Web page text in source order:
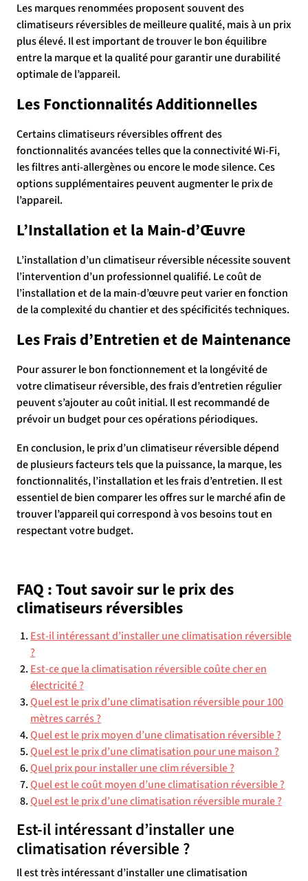
Les marques renommées proposent souvent des
climatiseurs réversibles de meilleure qualité, mais à un prix
plus élevé. Il est important de trouver le bon équilibre
entre la marque et la qualité pour garantir une durabilité
optimale de l’appareil.
Les Fonctionnalités Additionnelles
Certains climatiseurs réversibles offrent des
fonctionnalités avancées telles que la connectivité Wi-Fi,
les filtres anti-allergènes ou encore le mode silence. Ces
options supplémentaires peuvent augmenter le prix de
l’appareil.
L’Installation et la Main-d’Œuvre
L’installation d’un climatiseur réversible nécessite souvent
l’intervention d’un professionnel qualifié. Le coût de
l’installation et de la main-d’œuvre peut varier en fonction
de la complexité du chantier et des spécificités techniques.
Les Frais d’Entretien et de Maintenance
Pour assurer le bon fonctionnement et la longévité de
votre climatiseur réversible, des frais d’entretien régulier
peuvent s’ajouter au coût initial. Il est recommandé de
prévoir un budget pour ces opérations périodiques.
En conclusion, le prix d’un climatiseur réversible dépend
de plusieurs facteurs tels que la puissance, la marque, les
fonctionnalités, l’installation et les frais d’entretien. Il est
essentiel de bien comparer les offres sur le marché afin de
trouver l’appareil qui correspond à vos besoins tout en
respectant votre budget.
FAQ : Tout savoir sur le prix des
climatiseurs réversibles
Est-il intéressant d’installer une climatisation réversible
?
Est-ce que la climatisation réversible coûte cher en
électricité ?
Quel est le prix d’une climatisation réversible pour 100
mètres carrés ?
Quel est le prix moyen d’une climatisation réversible ?
Quel est le prix d’une climatisation pour une maison ?
Quel prix pour installer une clim réversible ?
Quel est le coût moyen d’une climatisation réversible ?
Quel est le prix d’une climatisation réversible murale ?
Est-il intéressant d’installer une
climatisation réversible ?
Il est très intéressant d’installer une climatisation